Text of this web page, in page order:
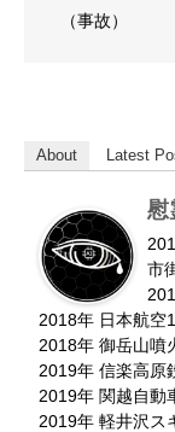
（事故）
About Latest
慰
市
2018年 日本航空
2018年 御岳山噴
2019年 信楽高原
2019年 関越自動
2019年 軽井沢ス